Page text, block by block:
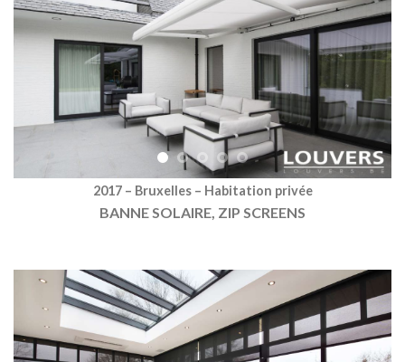
2017 – Bruxelles – Habitation privée
BANNE SOLAIRE, ZIP SCREENS